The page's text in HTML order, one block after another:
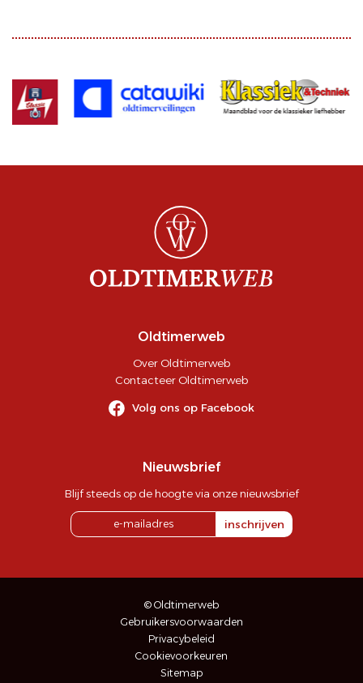
Oldtimerweb
Over Oldtimerweb
Contacteer Oldtimerweb
Volg ons op Facebook
Nieuwsbrief
Blijf steeds op de hoogte via onze nieuwsbrief
inschrijven
© Oldtimerweb
Gebruikersvoorwaarden
Privacybeleid
Cookievoorkeuren
Sitemap